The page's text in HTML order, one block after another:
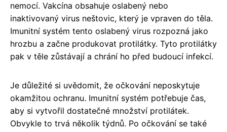
nemocí. Vakcína obsahuje oslabený nebo
inaktivovaný virus neštovic, který je vpraven do těla.
Imunitní systém tento oslabený virus rozpozná jako
hrozbu a začne produkovat protilátky. Tyto protilátky
pak v těle zůstávají a chrání ho před budoucí infekcí.
Je důležité si uvědomit, že očkování neposkytuje
okamžitou ochranu. Imunitní systém potřebuje čas,
aby si vytvořil dostatečné množství protilátek.
Obvykle to trvá několik týdnů. Po očkování se také